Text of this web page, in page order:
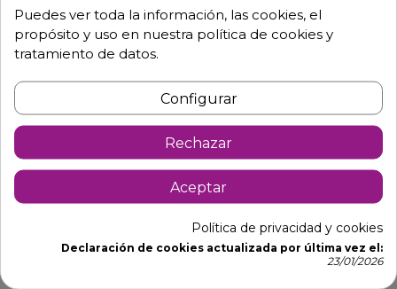
Descripción Detalles de producto
Freidora de 10 Litros sin grifo de
vaciado (cuba extraíble)
Dimensiones de la freidora: 27 cm ancho x 46 cm
Termostato de trabajo regulable hasta 195º C de 20A.
Termostato de seguridad rearmable 230º C de 20A.
Puedes ver toda la información, las cookies, el
propósito y uso en nuestra política de cookies y
tratamiento de datos.
Configurar
Rechazar
Aceptar
Política de privacidad y cookies
Declaración de cookies actualizada por última vez el:
23/01/2026